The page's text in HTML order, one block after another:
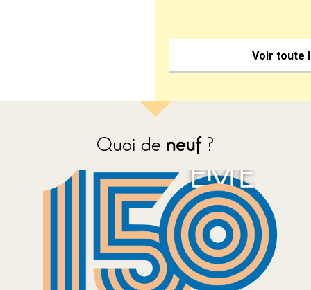
Voir toute
Quoi de neuf?